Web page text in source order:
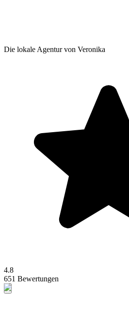
Die lokale Agentur von Veronika
4.8
651 Bewertungen